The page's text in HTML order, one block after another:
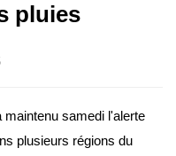
pluies
maintenu samedi l'alerte
plusieurs régions du